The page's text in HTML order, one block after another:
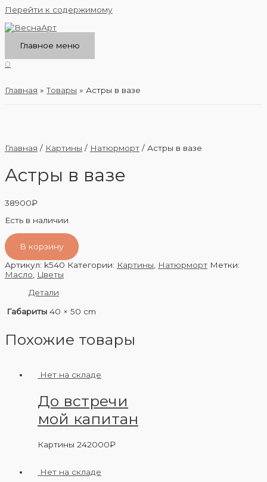
Перейти к содержимому
Главное меню
0
Главная Товары Астры в вазе
Главная / Картины / Натюрморт / Астры в вазе
Астры в вазе
38900₽
Есть в наличии
В корзину
Артикул: k540 Категории: Картины Натюрморт Метки:
Масло
Цветы
Детали
Габариты 40 × 50 cm
Похожие товары
Нет на складе
До встречи
мой капитан
Картины 242000₽
Нет на складе